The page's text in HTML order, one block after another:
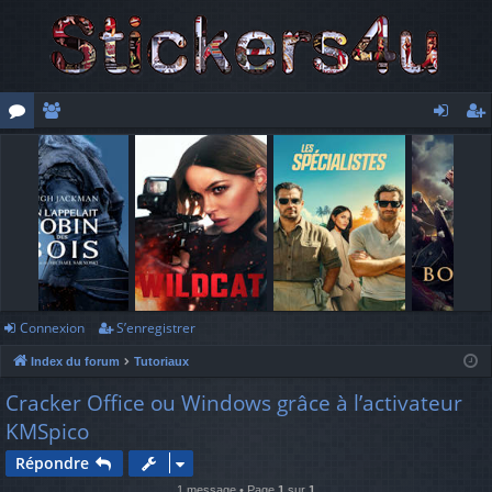
e
m
br
es
o
n
ne
xi
o
Connexion S’enregistrer
Index du forum Tutoriaux
Cracker Office ou Windows grâce à l’activateur
KMSpico
Répondre